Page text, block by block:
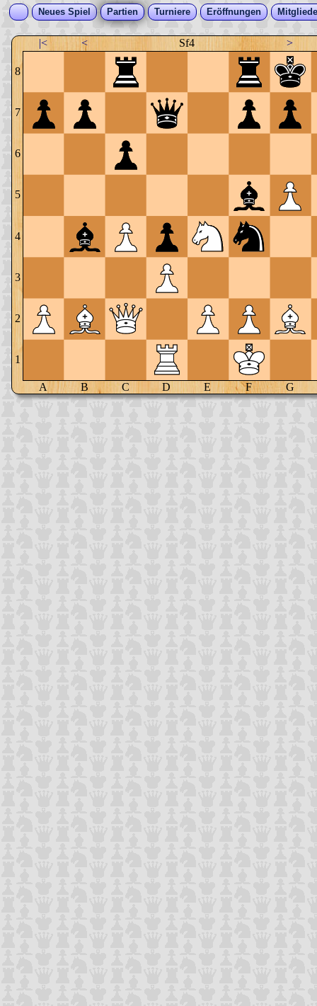
Neues Spiel Partien Turniere Eröffnungen
|< < Sf4 >
8
7
6
5
4
3
2
1
A B C D E F G